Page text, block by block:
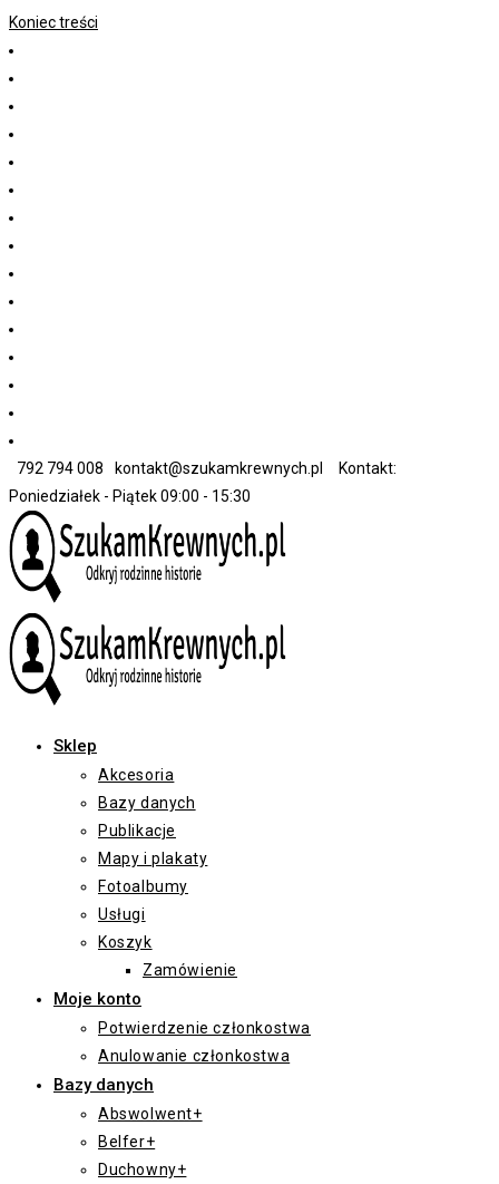
Koniec treści
792 794 008 kontakt@szukamkrewnych.pl
Kontakt:
Poniedziałek - Piątek 09:00 - 15:30
Sklep
Akcesoria
Bazy danych
Publikacje
Mapy i plakaty
Fotoalbumy
Usługi
Koszyk
Zamówienie
Moje konto
Potwierdzenie członkostwa
Anulowanie członkostwa
Bazy danych
Abswolwent+
Belfer+
Duchowny+